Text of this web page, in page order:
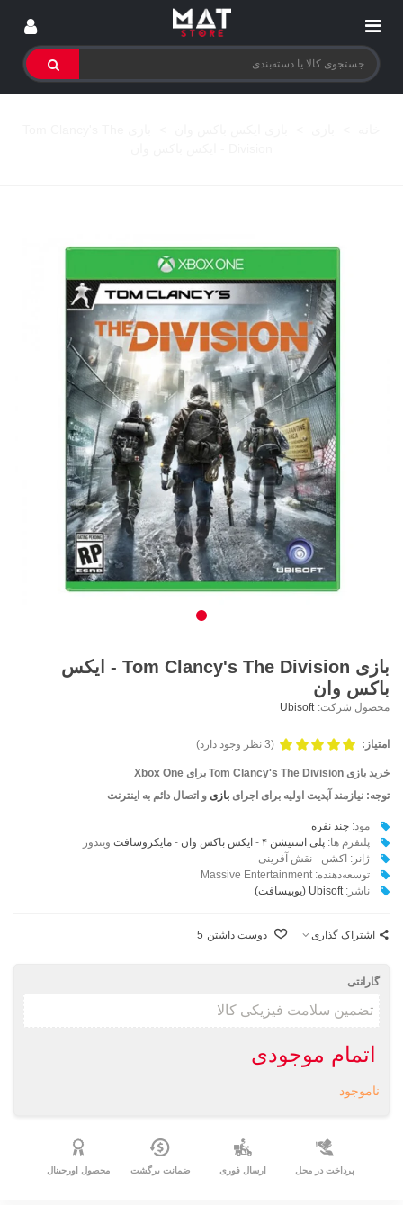
بازی Tom Clancy's The Division - ایکس
باکس وان
محصول شرکت: Ubisoft
امتیاز: (3 نظر وجود دارد)
خرید بازی Tom Clancy's The Division برای Xbox One
توجه: نیازمند آپدیت اولیه برای اجرای بازی و اتصال دائم به اینترنت
مود:چند نفره
پلتفرم ها:پلی استیشن ۴ -ایکس باکس وان -مایکروسافت ویندوز
ژانر: اکشن - نقش آفرینی
توسعه‌دهنده: Massive Entertainment
ناشر:‌Ubisoft (یوبیسافت)
اشتراک گذاری دوست داشتن 5
گارانتی
اتمام موجودی
ناموجود
پرداخت در محل ارسال فوری ضمانت برگشت محصول اورجینال